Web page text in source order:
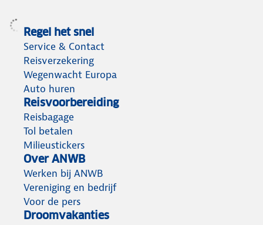
Regel het snel
Service & Contact
Reisverzekering
Wegenwacht Europa
Auto huren
Reisvoorbereiding
Reisbagage
Tol betalen
Milieustickers
Over ANWB
Werken bij ANWB
Vereniging en bedrijf
Voor de pers
Droomvakanties